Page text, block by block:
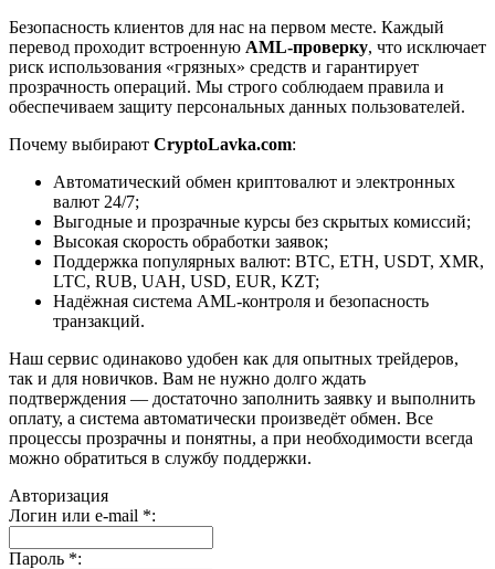
Безопасность клиентов для нас на первом месте. Каждый
перевод проходит встроенную AML-проверку, что исключает
риск использования «грязных» средств и гарантирует
прозрачность операций. Мы строго соблюдаем правила и
обеспечиваем защиту персональных данных пользователей.
Почему выбирают CryptoLavka.com:
Автоматический обмен криптовалют и электронных
валют 24/7;
Выгодные и прозрачные курсы без скрытых комиссий;
Высокая скорость обработки заявок;
Поддержка популярных валют: BTC, ETH, USDT, XMR,
LTC, RUB, UAH, USD, EUR, KZT;
Надёжная система AML-контроля и безопасность
транзакций.
Наш сервис одинаково удобен как для опытных трейдеров,
так и для новичков. Вам не нужно долго ждать
подтверждения — достаточно заполнить заявку и выполнить
оплату, а система автоматически произведёт обмен. Все
процессы прозрачны и понятны, а при необходимости всегда
можно обратиться в службу поддержки.
Авторизация
Логин или e-mail *:
Пароль *: